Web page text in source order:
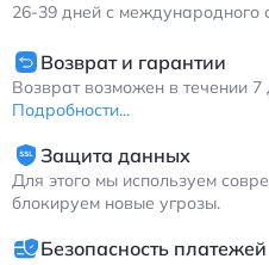
26-39 дней с международного
Возврат и гарантии
Возврат возможен в течении
Подробности...
Защита данных
Для этого мы используем
блокируем новые угрозы.
Безопасность платежей